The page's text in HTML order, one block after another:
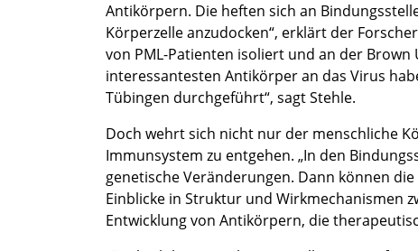
Antikörpern. Die heften sich an
Körperzelle anzudocken“, erklärt der
von PML-Patienten isoliert und an der
interessantesten Antikörper an das Virus
Tübingen durchgeführt“, sagt Stehle.
Doch wehrt sich nicht nur der menschliche
Immunsystem zu entgehen. „In den
genetische Veränderungen. Dann können
Einblicke in Struktur und Wirkmechanismen
Entwicklung von Antikörpern, die